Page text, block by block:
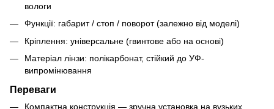
вологи
Функції: габарит / стоп / поворот (залежно від моделі)
Кріплення: універсальне (гвинтове або на основі)
Матеріал лінзи: полікарбонат, стійкий до УФ-
випромінювання
Переваги
Компактна конструкція — зручна установка на вузьких